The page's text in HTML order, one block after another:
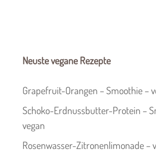
Neuste vegane Rezepte
Grapefruit-Orangen – Smoothie –
Schoko-Erdnussbutter-Protein –
vegan
Rosenwasser-Zitronenlimonade –